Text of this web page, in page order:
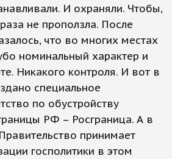
И охраняли. Чтобы,
не проползла. После
что во многих местах
номинальный характер и
Никакого контроля. И вот в
специальное
по обустройству
РФ – Росграница. А в
принимает
госполитики в этом